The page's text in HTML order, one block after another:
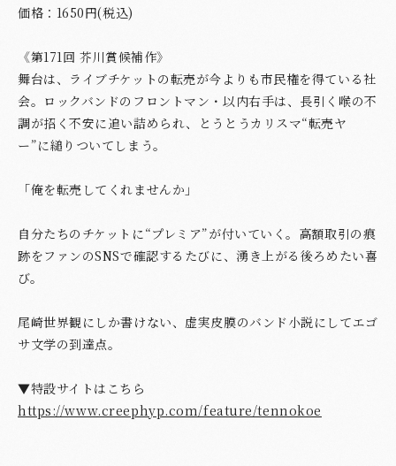
価格：1650円(税込)
《第171回 芥川賞候補作》
舞台は、ライブチケットの転売が今よりも市民権を得ている社
会。ロックバンドのフロントマン・以内右手は、長引く喉の不
調が招く不安に追い詰められ、とうとうカリスマ“転売ヤ
ー”に縋りついてしまう。
「俺を転売してくれませんか」
自分たちのチケットに“プレミア”が付いていく。高額取引の痕
跡をファンのSNSで確認するたびに、湧き上がる後ろめたい喜
び。
尾崎世界観にしか書けない、虚実皮膜のバンド小説にしてエゴ
サ文学の到達点。
▼特設サイトはこちら
https://www.creephyp.com/feature/tennokoe